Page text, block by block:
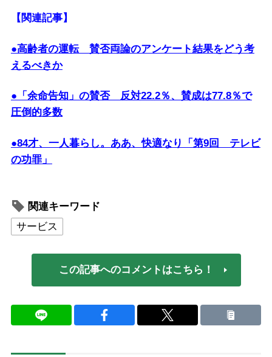
【関連記事】
●高齢者の運転 賛否両論のアンケート結果をどう考
えるべきか
●「余命告知」の賛否 反対22.2％、賛成は77.8％で
圧倒的多数
●84才、一人暮らし。ああ、快適なり「第9回 テレビ
の功罪」
関連キーワード
サービス
この記事へのコメントはこちら！